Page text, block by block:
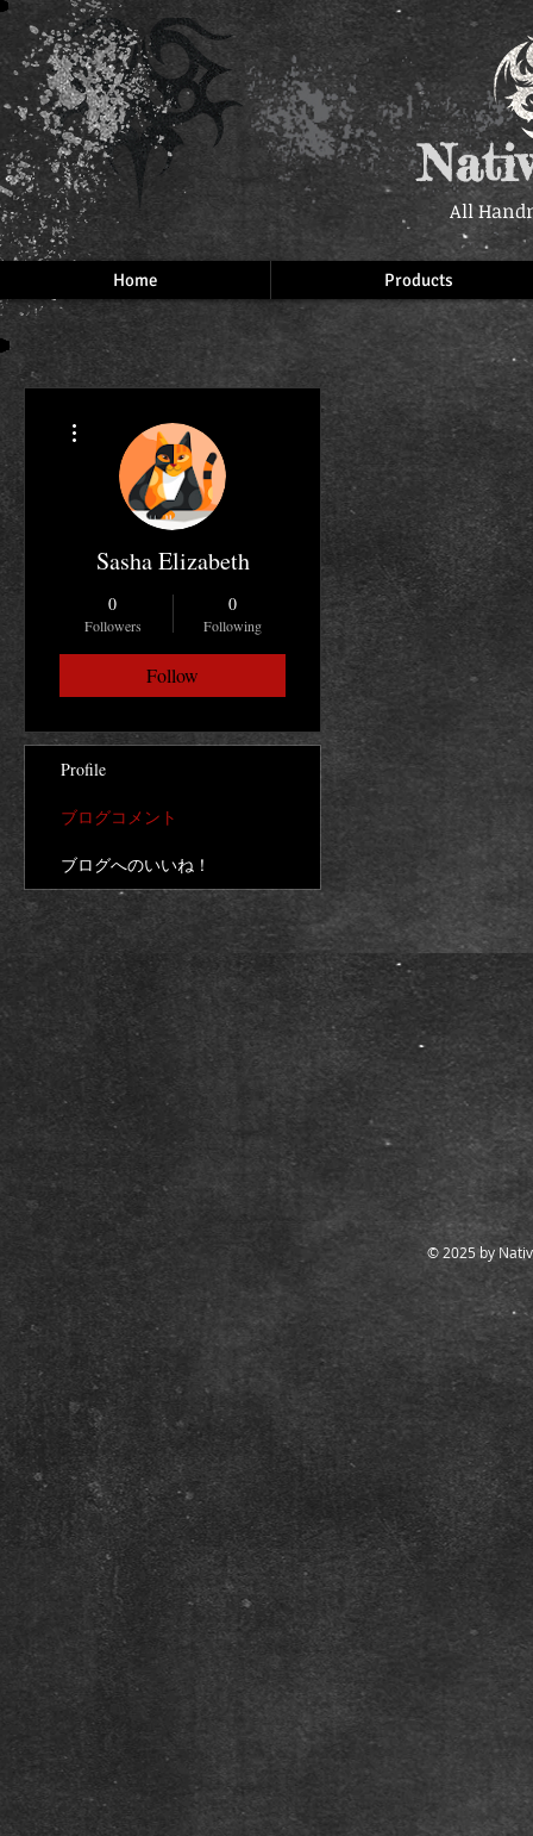
All
Home Products
Sasha Elizabeth
0
Followers
0
Following
Follow
Profile
ブログコメント
ブログへのいいね！
© 2025 by